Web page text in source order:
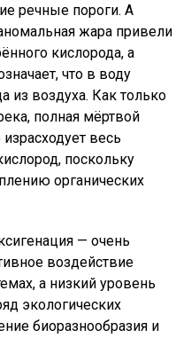
речные пороги. А
жара привели
кислорода, а
что в воду
из воздуха. Как только
полная мёртвой
весь
поскольку
органических
— очень
воздействие
а низкий уровень
экологических
биоразнообразия и